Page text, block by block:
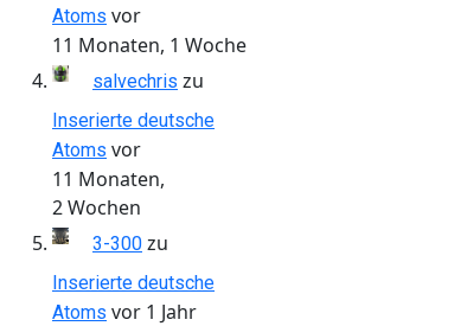
Atoms vor
11 Monaten, 1 Woche
salvechris zu
Inserierte deutsche
Atoms vor
11 Monaten,
2 Wochen
3-300 zu
Inserierte deutsche
Atoms vor 1 Jahr